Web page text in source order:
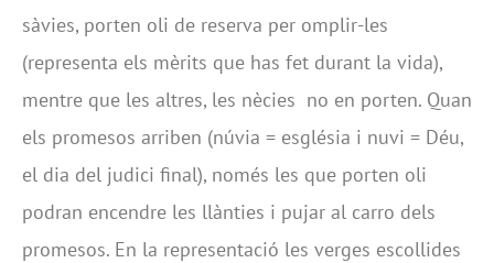
sàvies, porten oli de reserva per omplir-les
(representa els mèrits que has fet durant la vida),
mentre que les altres, les nècies no en porten. Quan
els promesos arriben (núvia = església i nuvi = Déu,
el dia del judici final), només les que porten oli
podran encendre les llànties i pujar al carro dels
promesos. En la representació les verges escollides